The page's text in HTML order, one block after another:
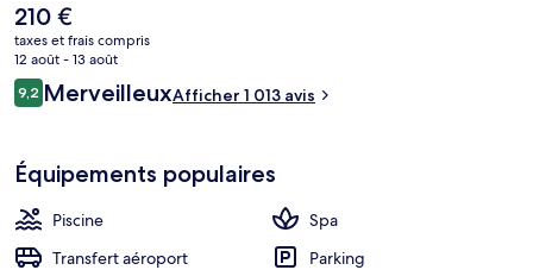
personnel attentionné.
Le
prix
actuel
est
de
210 €
taxes et frais compris
12 août - 13 août
Avis
voyageurs
9,29,2 sur 10
MerveilleuxAfficher 1 013 avis
Équipements populaires
Piscine
Spa
Transfert aéroport
Parking